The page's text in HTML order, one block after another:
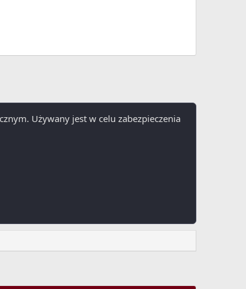
Używany jest w celu zabezpieczenia